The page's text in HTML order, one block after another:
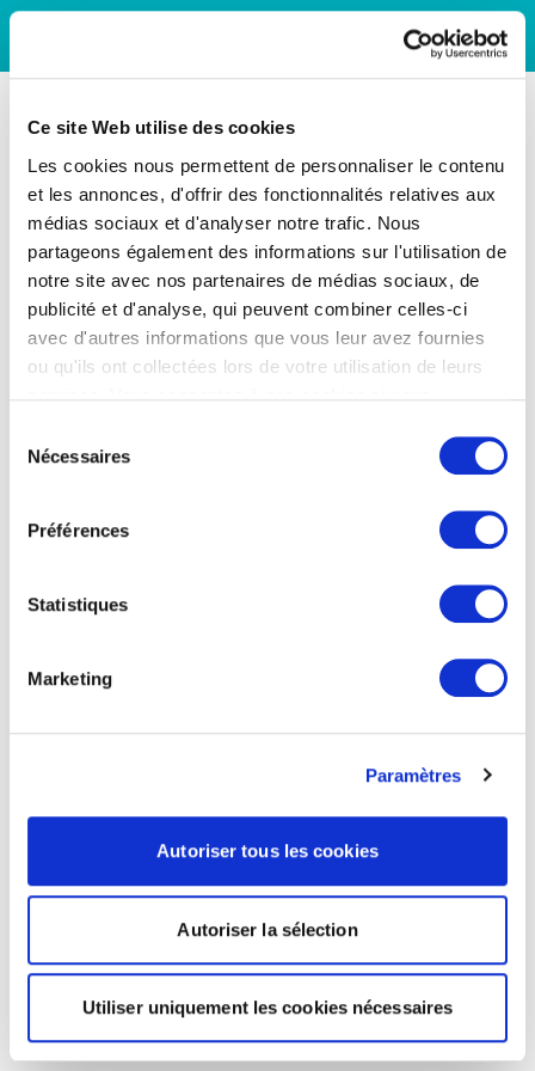
Ce site Web utilise des cookies
Les cookies nous permettent de personnaliser le contenu
et les annonces, d'offrir des fonctionnalités relatives aux
médias sociaux et d'analyser notre trafic. Nous
partageons également des informations sur l'utilisation de
notre site avec nos partenaires de médias sociaux, de
publicité et d'analyse, qui peuvent combiner celles-ci
avec d'autres informations que vous leur avez fournies
ou qu'ils ont collectées lors de votre utilisation de leurs
Nécessaires
Préférences
Statistiques
Marketing
Paramètres
Autoriser tous les cookies
Autoriser la sélection
Utiliser uniquement les cookies nécessaires